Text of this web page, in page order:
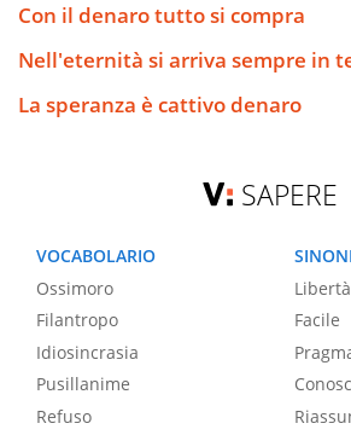
Con il denaro tutto si compra
Nell'eternità si arriva sempre in
La speranza è cattivo denaro
SAPERE
VOCABOLARIO
Ossimoro
Filantropo
Idiosincrasia
Pusillanime
Refuso
Libertà
Facile